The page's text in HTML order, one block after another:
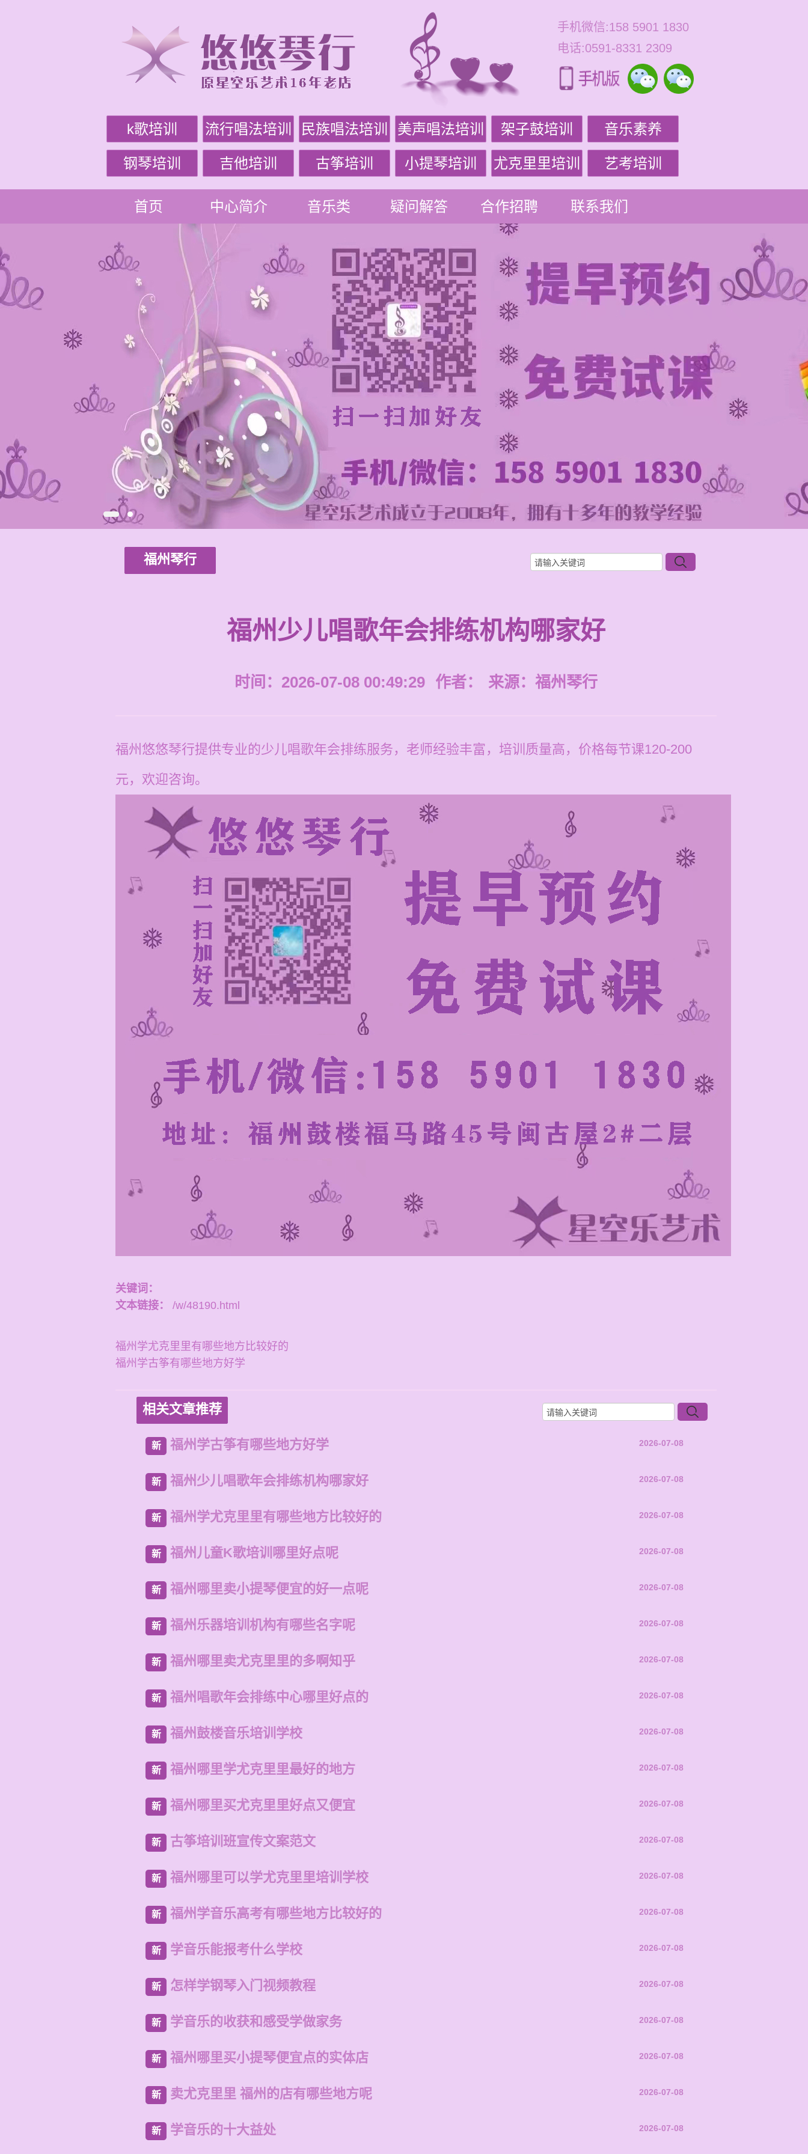
手机微信:158 5901 1830
电话:0591-8331 2309
k歌培训 流行唱法培训 民族唱法培训 美声唱法培训 架子鼓培训 音乐素养
钢琴培训 吉他培训 古筝培训 小提琴培训 尤克里里培训 艺考培训
首页 中心简介 音乐类 疑问解答 合作招聘 联系我们
福州琴行
福州少儿唱歌年会排练机构哪家好
时间：2026-07-08 00:49:29 作者： 来源： 福州琴行
福州悠悠琴行提供专业的少儿唱歌年会排练服务，老师经验丰富，培训质量高，价格每节课120-200
元，欢迎咨询。
关键词：
文本链接：
/w/48190.html
福州学尤克里里有哪些地方比较好的
福州学古筝有哪些地方好学
相关文章推荐
新 福州学古筝有哪些地方好学 2026-07-08
新 福州少儿唱歌年会排练机构哪家好 2026-07-08
新 福州学尤克里里有哪些地方比较好的 2026-07-08
新 福州儿童K歌培训哪里好点呢 2026-07-08
新 福州哪里卖小提琴便宜的好一点呢 2026-07-08
新 福州乐器培训机构有哪些名字呢 2026-07-08
新 福州哪里卖尤克里里的多啊知乎 2026-07-08
新 福州唱歌年会排练中心哪里好点的 2026-07-08
新 福州鼓楼音乐培训学校 2026-07-08
新 福州哪里学尤克里里最好的地方 2026-07-08
新 福州哪里买尤克里里好点又便宜 2026-07-08
新 古筝培训班宣传文案范文 2026-07-08
新 福州哪里可以学尤克里里培训学校 2026-07-08
新 福州学音乐高考有哪些地方比较好的 2026-07-08
新 学音乐能报考什么学校 2026-07-08
新 怎样学钢琴入门视频教程 2026-07-08
新 学音乐的收获和感受学做家务 2026-07-08
新 福州哪里买小提琴便宜点的实体店 2026-07-08
新 卖尤克里里 福州的店有哪些地方呢 2026-07-08
新 学音乐的十大益处 2026-07-08